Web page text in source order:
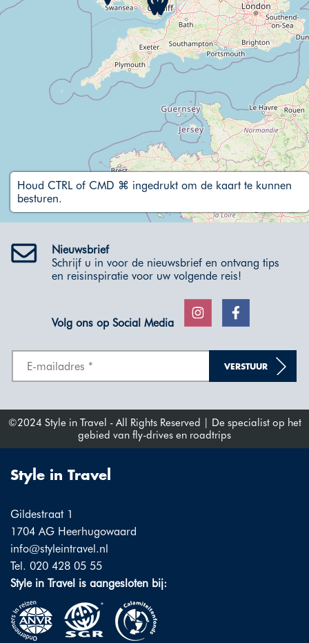
Houd CTRL of CMD ⌘ ingedrukt om de kaart te kunnen
besturen.
Nieuwsbrief
Schrijf u in voor de nieuwsbrief en ontvang tips
en reisinspiratie voor uw volgende reis!
Volg ons op Social Media
VERSTUUR
©2024 Style in Travel - All Rights Reserved | De specialist op het
gebied van fly-drives en roadtrips
Style in Travel
Gildestraat 1
1704 AG Heerhugowaard
info@styleintravel.nl
Tel. 020 428 05 55
Style in Travel is aangesloten bij: